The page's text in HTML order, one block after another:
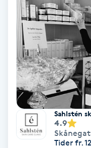
Gellack
Gellack med
Gravidmassage
Gravidyoga
Gruppträning
Sahlstén
4.9
Tider fr.